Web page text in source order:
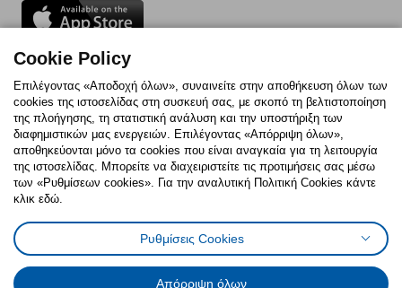
Follow us:
FacebookInstagram
TikTokYoutubePinterestTwitter
Πολιτική CookiesΔήλωση ψηφιακής προσβασιμότητας
Ρυθμίσεις cookiesΌροι Χρήσης
Γενική Πολιτική Προσωπικών Δεδομένων
Πολιτική Προσωπικών Δεδομένων για ΙΚΕΑ.gr
Cookie Policy
Επιλέγοντας «Αποδοχή όλων», συναινείτε στην αποθήκευση όλων των
cookies της ιστοσελίδας στη συσκευή σας, με σκοπό τη βελτιστοποίηση
της πλοήγησης, τη στατιστική ανάλυση και την υποστήριξη των
διαφημιστικών μας ενεργειών. Επιλέγοντας «Απόρριψη όλων»,
αποθηκεύονται μόνο τα cookies που είναι αναγκαία για τη λειτουργία
της ιστοσελίδας. Μπορείτε να διαχειριστείτε τις προτιμήσεις σας μέσω
των «Ρυθμίσεων cookies». Για την αναλυτική Πολιτική Cookies κάντε
κλικ εδώ.
Ρυθμίσεις Cookies
Απόρριψη όλων